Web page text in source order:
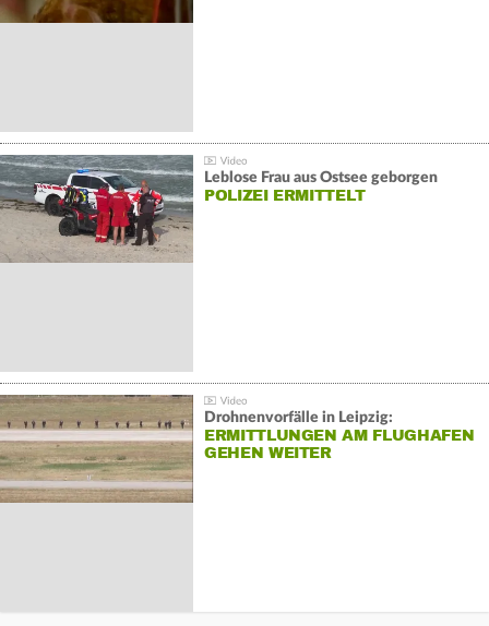
Leblose Frau aus Ostsee geborgen
POLIZEI ERMITTELT
Drohnenvorfälle in Leipzig:
ERMITTLUNGEN AM FLUGHAFEN
GEHEN WEITER